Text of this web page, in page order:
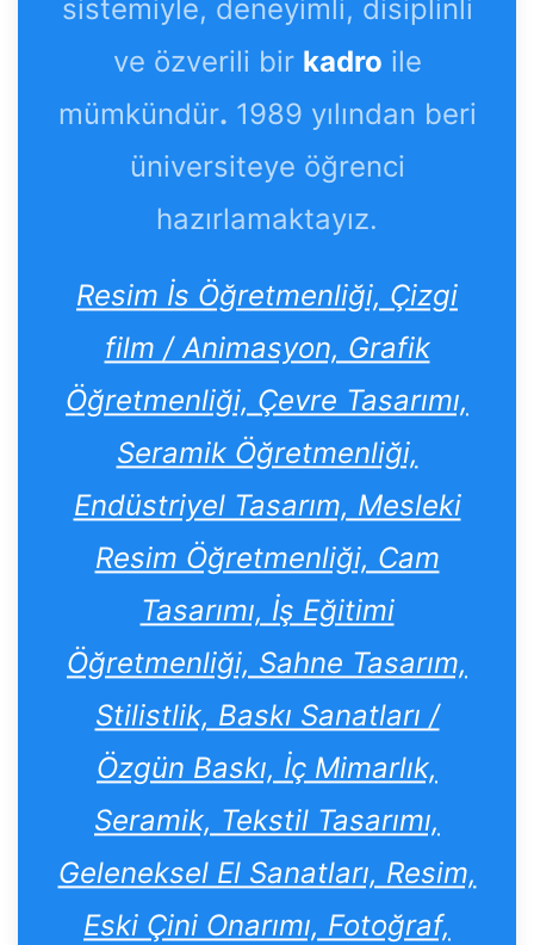
sistemiyle, deneyimli, disiplinli
ve özverili bir kadro ile
mümkündür. 1989 yılından beri
üniversiteye öğrenci
hazırlamaktayız.
Resim İs Öğretmenliği, Çizgi
film / Animasyon, Grafik
Öğretmenliği, Çevre Tasarımı,
Seramik Öğretmenliği,
Endüstriyel Tasarım, Mesleki
Resim Öğretmenliği, Cam
Tasarımı, İş Eğitimi
Öğretmenliği, Sahne Tasarım,
Stilistlik, Baskı Sanatları /
Özgün Baskı, İç Mimarlık,
Seramik, Tekstil Tasarımı,
Geleneksel El Sanatları, Resim,
Eski Çini Onarımı, Fotoğraf,